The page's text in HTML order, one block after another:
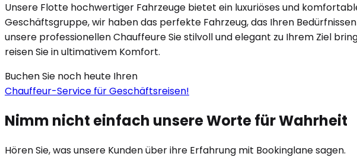
Unsere Flotte hochwertiger Fahrzeuge bietet ein luxuriöses und
Geschäftsgruppe, wir haben das perfekte Fahrzeug, das Ihren
unsere professionellen Chauffeure Sie stilvoll und elegant zu Ihrem Ziel
reisen Sie in ultimativem Komfort.
Buchen Sie noch heute Ihren
Chauffeur-Service für Geschäftsreisen!
Nimm nicht einfach unsere Worte für Wahrheit
Hören Sie, was unsere Kunden über ihre Erfahrung mit Bookinglane sagen.